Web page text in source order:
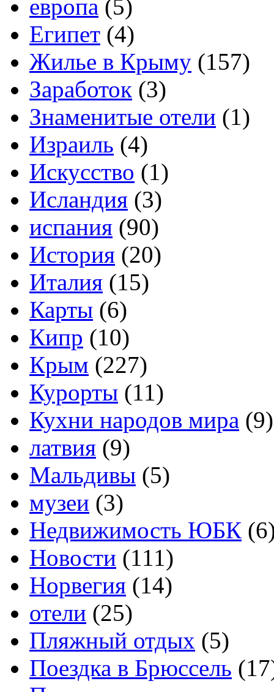
европа (5)
Египет (4)
Жилье в Крыму (157)
Заработок (3)
Знаменитые отели (1)
Израиль (4)
Искусство (1)
Исландия (3)
испания (90)
История (20)
Италия (15)
Карты (6)
Кипр (10)
Крым (227)
Курорты (11)
Кухни народов мира (9)
латвия (9)
Мальдивы (5)
музеи (3)
Недвижимость ЮБК
Новости (111)
Норвегия (14)
отели (25)
Пляжный отдых (5)
Поездка в Брюссель